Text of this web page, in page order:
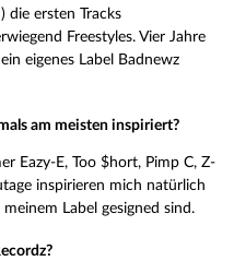
die ersten Tracks
Freestyles. Vier Jahre
eigenes Label Badnewz
am meisten inspiriert?
Eazy-E, Too $hort, Pimp C, Z-
inspirieren mich natürlich
Label gesigned sind.